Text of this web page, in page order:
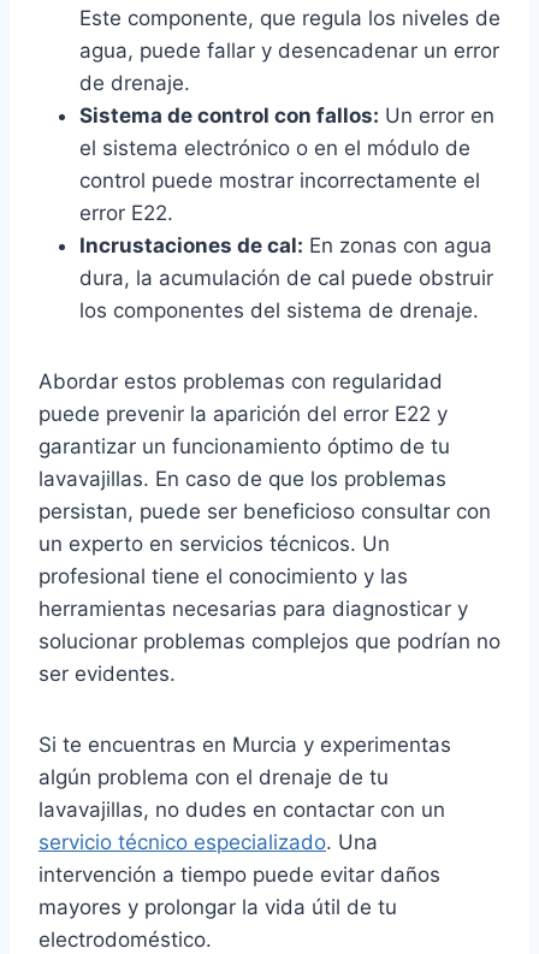
Este componente, que regula los niveles de
agua, puede fallar y desencadenar un error
de drenaje.
Sistema de control con fallos: Un error en
el sistema electrónico o en el módulo de
control puede mostrar incorrectamente el
error E22.
Incrustaciones de cal: En zonas con agua
dura, la acumulación de cal puede obstruir
los componentes del sistema de drenaje.
Abordar estos problemas con regularidad
puede prevenir la aparición del error E22 y
garantizar un funcionamiento óptimo de tu
lavavajillas. En caso de que los problemas
persistan, puede ser beneficioso consultar con
un experto en servicios técnicos. Un
profesional tiene el conocimiento y las
herramientas necesarias para diagnosticar y
solucionar problemas complejos que podrían no
ser evidentes.
Si te encuentras en Murcia y experimentas
algún problema con el drenaje de tu
lavavajillas, no dudes en contactar con un
servicio técnico especializado. Una
intervención a tiempo puede evitar daños
mayores y prolongar la vida útil de tu
electrodoméstico.